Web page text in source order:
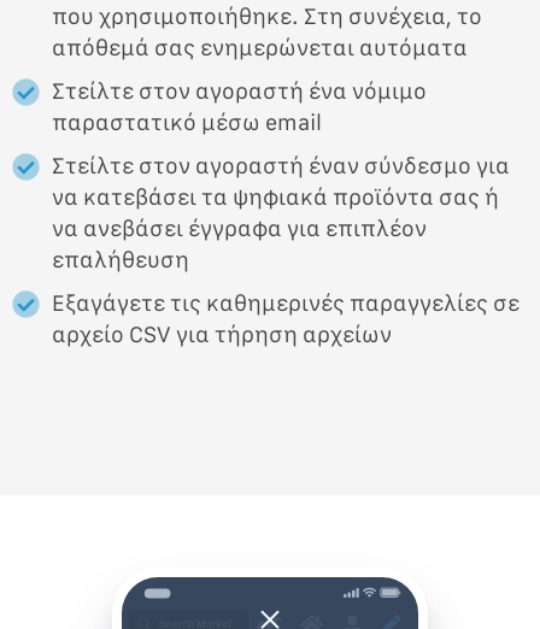
που χρησιμοποιήθηκε. Στη συνέχεια, το
απόθεμά σας ενημερώνεται αυτόματα
Στείλτε στον αγοραστή ένα νόμιμο
παραστατικό μέσω email
Στείλτε στον αγοραστή έναν σύνδεσμο για
να κατεβάσει τα ψηφιακά προϊόντα σας ή
να ανεβάσει έγγραφα για επιπλέον
επαλήθευση
Εξαγάγετε τις καθημερινές παραγγελίες σε
αρχείο CSV για τήρηση αρχείων